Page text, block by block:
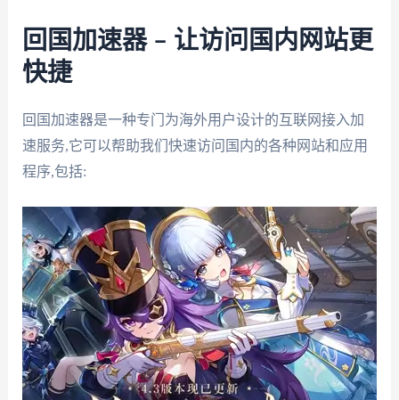
回国加速器 – 让访问国内网站更
快捷
回国加速器是一种专门为海外用户设计的互联网接入加
速服务,它可以帮助我们快速访问国内的各种网站和应用
程序,包括: